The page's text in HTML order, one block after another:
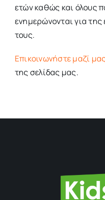
ετών καθώς και όλους
ενημερώνονται για
τους.
Επικοινωνήστε μαζί
της σελίδας μας.